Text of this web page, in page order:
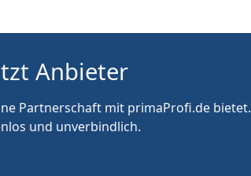
Anbieter
Partnerschaft mit primaProfi.de bietet.
und unverbindlich.